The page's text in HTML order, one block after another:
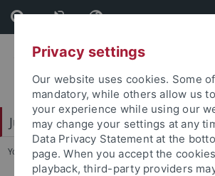
Skip
to
content
Skip
to
footer
Juristische Fakultät
You are here: Startseite ... Fakultät
Privacy settings
Our website uses cookies. Some
mandatory, while others allow us
your experience while using our
may change your settings at any
Data Privacy Statement at the
page. When you accept the
playback, third-party providers